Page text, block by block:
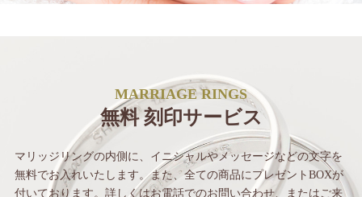
MARRIAGE RINGS
無料 刻印サービス
マリッジリングの内側に、イニシャルやメッセージなどの文字を
無料でお入れいたします。また、全ての商品にプレゼントBOXが
付いております。詳しくはお電話でのお問い合わせ、 またはご来